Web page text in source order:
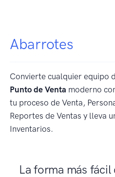
Abarrotes
Convierte cualquier equipo
Punto de Venta moderno
tu proceso de Venta,
Reportes de Ventas y lleva
Inventarios.
La forma más